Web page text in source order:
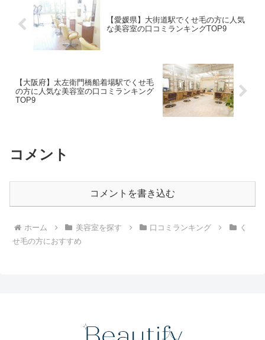
【愛媛県】大街道駅でくせ毛の方に人気
な美容室の口コミランキングTOP9
【大阪府】太左衛門橋船着場駅でくせ毛
の方に人気な美容室の口コミランキング
TOP9
コメント
コメントを書き込む
ホーム 美容室を探す 口コミランキング
く
せ毛の方におすすめ